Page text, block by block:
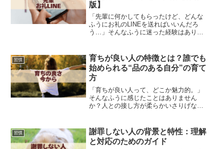
版】
「先輩に何かしてもらったけど、どんな
ふうにお礼のLINEを送ればいいんだろ
う…」そんなふうに迷った経験はありま
なかったり、「ちょっと堅すぎるか
な？」「カジュアルすぎるか...
習慣
育ちが良い人の特徴とは？誰でも
始められる“品のある自分”の育て
方
「育ちが良い人って、どこか魅力的。」
そんなふうに感じたことはありません
か？人との接し方が柔らかいさりげない
抱えていませんか？「育ちが悪いと思わ
れていないか不安」「マナー...
習慣
謝罪しない人の背景と特性：理解
と対応のためのガイド